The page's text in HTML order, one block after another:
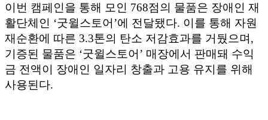
이번 캠페인을 통해 모인 768점의 물품은 장애인 재
활단체인 ‘굿윌스토어’에 전달됐다. 이를 통해 자원
재순환에 따른 3.3톤의 탄소 저감효과를 거뒀으며,
기증된 물품은 ‘굿윌스토어’ 매장에서 판매돼 수익
금 전액이 장애인 일자리 창출과 고용 유지를 위해
사용된다.